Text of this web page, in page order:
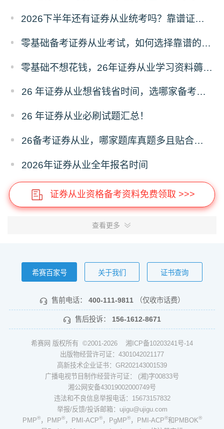
2026下半年还有证券从业统考吗？靠谱证券从业题库推荐！
零基础备考证券从业考试，如何选择靠谱的学习机构？？
零基础不想花钱，26年证券从业学习资料薅羊毛攻略！
26 年证券从业想省钱省时间，选哪家备考资料？
26 年证券从业必刷试题汇总！
26备考证券从业，哪家题库真题多且贴合考纲？
2026年证券从业全年报名时间
证券从业资格备考资料免费领取 >>>
查看更多
希赛百家号 关于我们 证书查询
售前电话： 400-111-9811 （仅收市话费）
售后投诉： 156-1612-8671
希赛网 版权所有 ©2001-2026 湘ICP备10203241号-14
出版物经营许可证：4301042021177
高新技术企业证书：GR202143001539
广播电视节目制作经营许可证： (湘)字00833号
湘公网安备43019002000749号
违法和不良信息举报电话：15673157832
举报/反馈/投诉邮箱：ujigu@ujigu.com
PMP®，PMP®，PMI-ACP®，PgMP®，PMI-ACP®和PMBOK®